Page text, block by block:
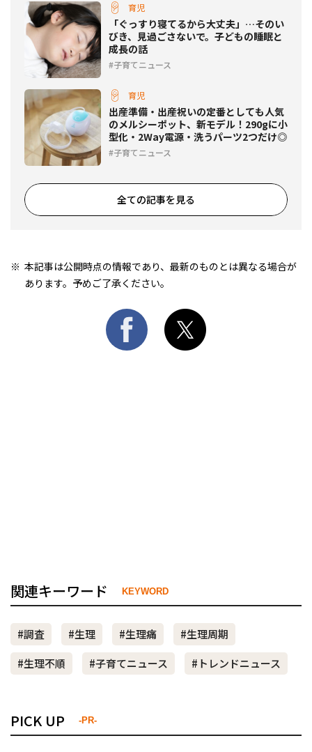
育児
「ぐっすり寝てるから大丈夫」…そのい
びき、見過ごさないで。子どもの睡眠と
成長の話
子育てニュース
育児
出産準備・出産祝いの定番としても人気
のメルシーポット、新モデル！290gに小
型化・2Way電源・洗うパーツ2つだけ◎
子育てニュース
全ての記事を見る
本記事は公開時点の情報であり、最新のものとは異なる場合が
あります。予めご了承ください。
関連キーワード KEYWORD
#調査 #生理 #生理痛
#生理周期
#生理不順
#子育てニュース #トレンドニュース
PICK UP -PR-